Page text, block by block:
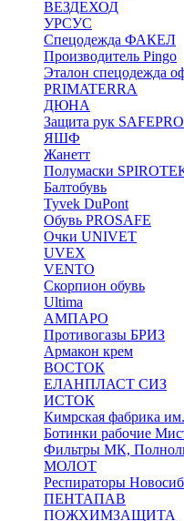
ВЕЗДЕХОД
УРСУС
Спецодежда ФАКЕЛ
Производитель Pingo
Эталон спецодежда
PRIMATERRA
ДЮНА
Защита рук
ЯШФ
Жанетт
Полумаски
Балтобувь
Tyvek DuPont
Обувь PROSAFE
Очки UNIVET
UVEX
VENTO
Скорпион обувь
Ultima
АМПАРО
Противогазы БРИЗ
Армакон крем
ВОСТОК
ЕЛАНПЛАСТ СИЗ
ИСТОК
Кимрская фабрика
Ботинки рабочие
Фильтры МК,
МОЛОТ
Респираторы
ПЕНТАПАВ
ПОЖХИМЗАЩИТА